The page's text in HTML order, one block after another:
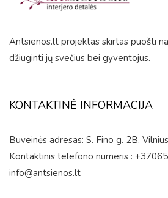
Antsienos.lt projektas skirtas puošti
džiuginti jų svečius bei gyventojus.
KONTAKTINĖ INFORMACIJA
Buveinės adresas: S. Fino g. 2B,
Kontaktinis telefono numeris :
info@antsienos.lt